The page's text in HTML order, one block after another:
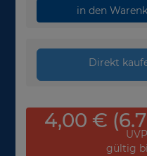
in den
Direkt
4,00 €
gültig